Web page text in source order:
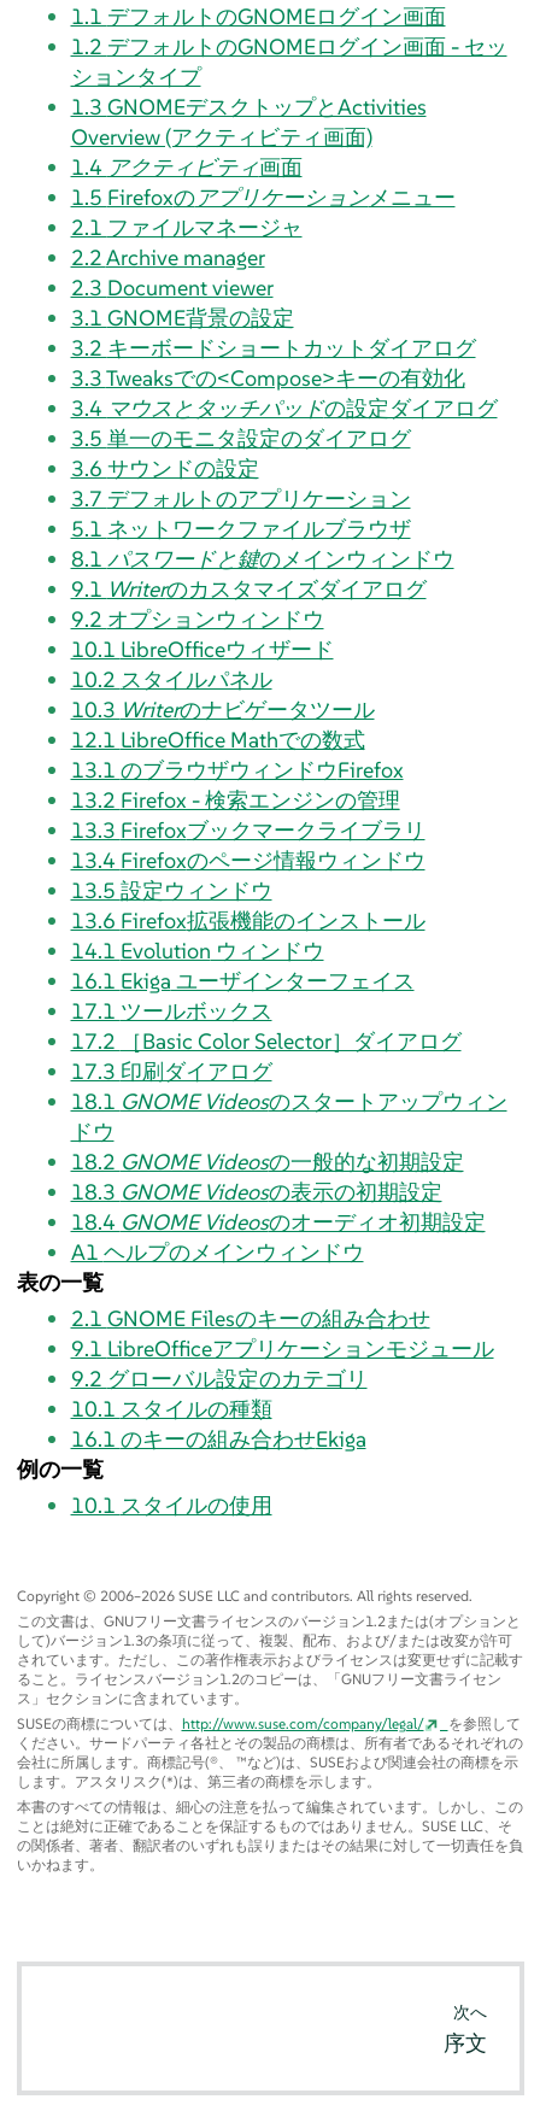
1.1 デフォルトのGNOMEログイン画面
1.2 デフォルトのGNOMEログイン画面 - セッ
ションタイプ
1.3 GNOMEデスクトップとActivities
Overview (アクティビティ画面)
1.4 アクティビティ画面
1.5 Firefoxのアプリケーションメニュー
2.1 ファイルマネージャ
2.2Archive manager
2.3 Document viewer
3.1 GNOME背景の設定
3.2 キーボードショートカットダイアログ
3.3Tweaksでの<Compose>キーの有効化
3.4 マウスとタッチパッドの設定ダイアログ
3.5 単一のモニタ設定のダイアログ
3.6 サウンドの設定
3.7 デフォルトのアプリケーション
5.1 ネットワークファイルブラウザ
8.1 パスワードと鍵のメインウィンドウ
9.1 Writerのカスタマイズダイアログ
9.2 オプションウィンドウ
10.1 LibreOfficeウィザード
10.2 スタイルパネル
10.3 Writerのナビゲータツール
12.1 LibreOffice Mathでの数式
13.1 のブラウザウィンドウFirefox
13.2 Firefox - 検索エンジンの管理
13.3 Firefoxブックマークライブラリ
13.4 Firefoxのページ情報ウィンドウ
13.5 設定ウィンドウ
13.6 Firefox拡張機能のインストール
14.1 Evolution ウィンドウ
16.1 Ekiga ユーザインターフェイス
17.1 ツールボックス
17.2
［Basic Color Selector］ダイアログ
17.3 印刷ダイアログ
18.1 GNOME Videosのスタートアップウィン
ドウ
18.2 GNOME Videosの一般的な初期設定
18.3 GNOME Videosの表示の初期設定
18.4 GNOME Videosのオーディオ初期設定
A1 ヘルプのメインウィンドウ
表の一覧
2.1 GNOME Filesのキーの組み合わせ
9.1 LibreOfficeアプリケーションモジュール
9.2 グローバル設定のカテゴリ
10.1 スタイルの種類
16.1 のキーの組み合わせEkiga
例の一覧
10.1 スタイルの使用
Copyright © 2006–2026 SUSE LLC and contributors. All rights reserved.
この文書は、GNUフリー文書ライセンスのバージョン1.2または(オプションと
して)バージョン1.3の条項に従って、複製、配布、および/または改変が許可
されています。ただし、この著作権表示およびライセンスは変更せずに記載す
ること。ライセンスバージョン1.2のコピーは、
「GNUフリー文書ライセン
ス 」 セクションに含まれています。
SUSEの商標については、 http://www.suse.com/company/legal/
を参照して
ください。サードパーティ各社とその製品の商標は、所有者であるそれぞれの
会社に所属します。商標記号(®、 ™など)は、SUSEおよび関連会社の商標を示
します。アスタリスク(*)は、第三者の商標を示します。
本書のすべての情報は、細心の注意を払って編集されています。しかし、この
ことは絶対に正確であることを保証するものではありません。SUSE LLC、そ
の関係者、著者、翻訳者のいずれも誤りまたはその結果に対して一切責任を負
いかねます。
次へ
序文